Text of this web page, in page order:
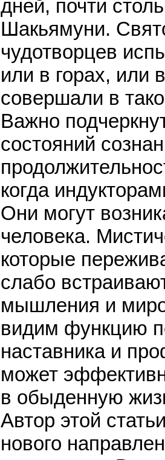
дней, почти
Шакьямуни.
чудотворцев
или в горах, или
совершали в
Важно
состояний
когда
Они могут
человека.
которые
слабо
мышления и
видим функцию
наставника и
может
в обыденную
Автор этой
нового